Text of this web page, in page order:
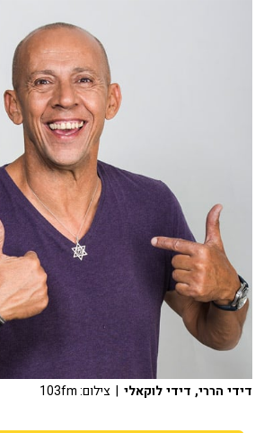
דידי הררי, דידי לוקאלי | צילום: 103fm